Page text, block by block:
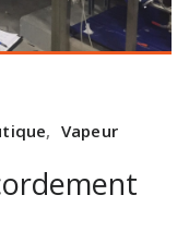
, Vapeur